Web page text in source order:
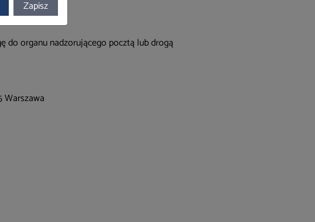
do organu nadzorującego pocztą lub drogą
Warszawa
Zapisz